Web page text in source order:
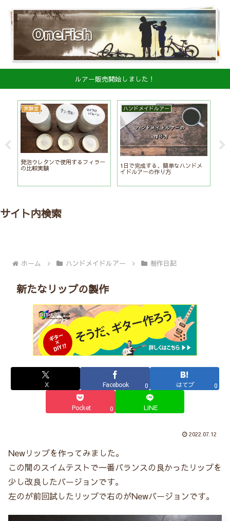
ルアー販売開始しました！
実験室
発泡ウレタンで使用するフィラー
の比較実験
ハンドメイドルアー
1日で完成する、簡単なハンドメ
イドルアーの作り方
サイト内検索
ホーム ハンドメイドルアー 制作日記
新たなリップの製作
X Facebook 0 はてブ 0
Pocket 0 LINE
2022.07.12
Newリップを作ってみました。
この間のスイムテストで一番バランスの良かったリップを
少し改良したバージョンです。
左のが前回試したリップで右のがNewバージョンです。